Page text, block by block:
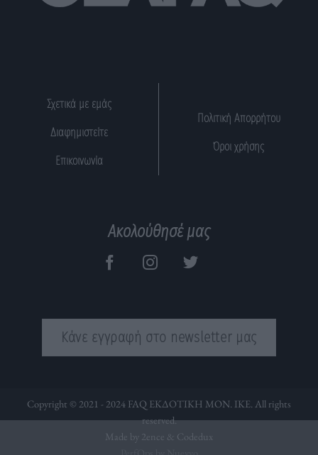
Σχετικά με εμάς
Διαφημιστείτε
Επικοινωνία
Πολιτική Απορρήτου
Όροι χρήσης
Ακολούθησέ μας
Κάνε εγγραφή στο newsletter μας
Copyright © 2021 - 2024 FAQ ΕΚΔΟΤΙΚΗ ΜΟΝ. ΙΚΕ. All rights
reserved.
Made by 2ence & Codedux